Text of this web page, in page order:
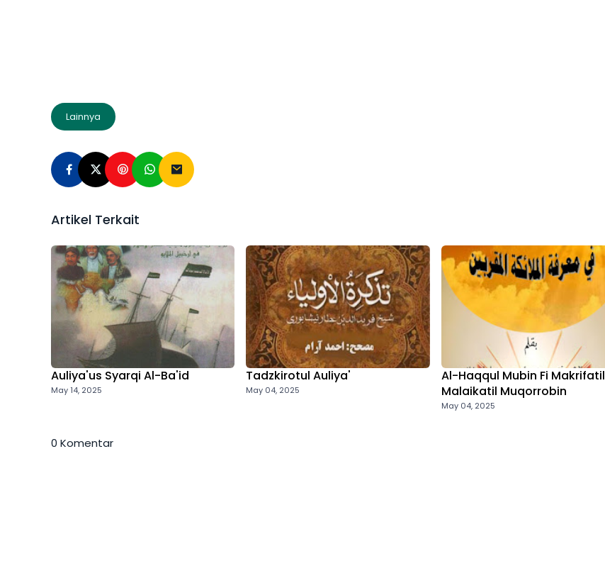
Lainnya
Artikel Terkait
Auliya'us Syarqi Al-Ba'id
May 14, 2025
Tadzkirotul Auliya'
May 04, 2025
Al-Haqqul Mubin Fi Makrifatil
Malaikatil Muqorrobin
May 04, 2025
0 Komentar